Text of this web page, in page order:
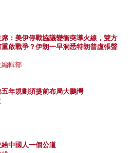
席：美伊停戰協議變衝突導火線，雙方
重啟戰爭？伊朗一早洞悉特朗普虛張聲
編輯部
五年規劃須提前布局大鵬灣
給中國人一個公道